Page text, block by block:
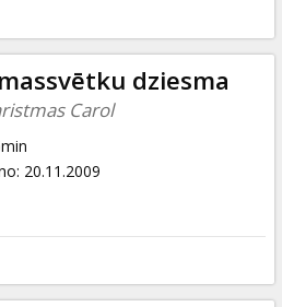
dziesma
Carol
: 20.11.2009